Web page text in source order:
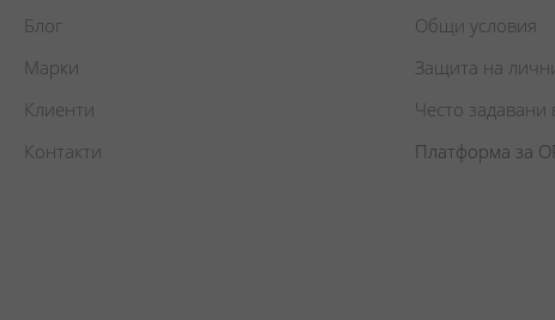
Блог
Марки
Клиенти
Контакти
Общи условия
Защита на
Често задавани
Платформа за